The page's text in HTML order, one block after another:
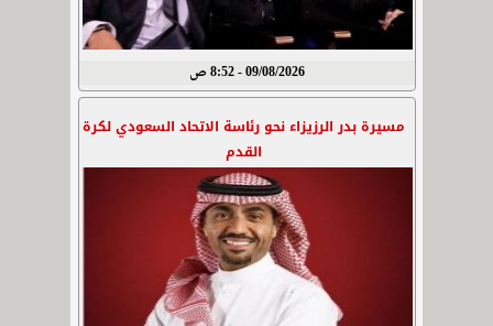
09/08/2026 - 8:52 ص
مسيرة بدر الرزيزاء نحو رئاسة الاتحاد السعودي لكرة
القدم